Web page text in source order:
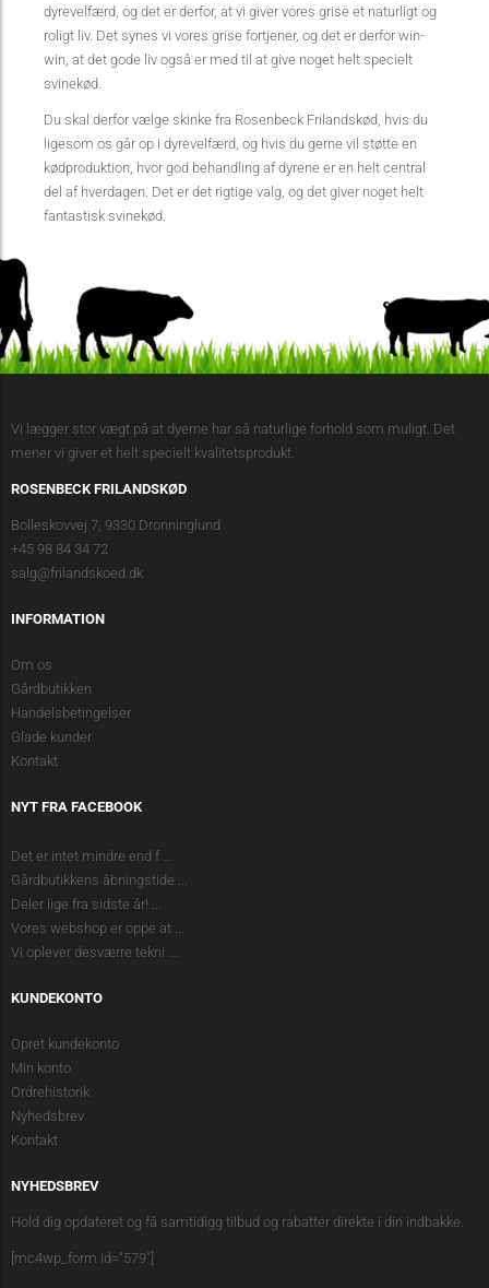
dyrevelfærd, og det er derfor, at vi giver vores grise et naturligt og
roligt liv. Det synes vi vores grise fortjener, og det er derfor win-
win, at det gode liv også er med til at give noget helt specielt
svinekød.
Du skal derfor vælge skinke fra Rosenbeck Frilandskød, hvis du
ligesom os går op i dyrevelfærd, og hvis du gerne vil støtte en
kødproduktion, hvor god behandling af dyrene er en helt central
del af hverdagen. Det er det rigtige valg, og det giver noget helt
fantastisk svinekød.
Vi lægger stor vægt på at dyerne har så naturlige forhold som muligt. Det
mener vi giver et helt specielt kvalitetsprodukt.
ROSENBECK FRILANDSKØD
Bolleskovvej 7, 9330 Dronninglund
+45 98 84 34 72
salg@frilandskoed.dk
INFORMATION
Om os
Gårdbutikken
Handelsbetingelser
Glade kunder
Kontakt
NYT FRA FACEBOOK
Det er intet mindre end f ...
Gårdbutikkens åbningstide ...
Deler lige fra sidste år! ...
Vores webshop er oppe at ...
Vi oplever desværre tekni ...
KUNDEKONTO
Opret kundekonto
Min konto
Ordrehistorik
Nyhedsbrev
Kontakt
NYHEDSBREV
Hold dig opdateret og få samtidigg tilbud og rabatter direkte i din indbakke.
[mc4wp_form id="579"]